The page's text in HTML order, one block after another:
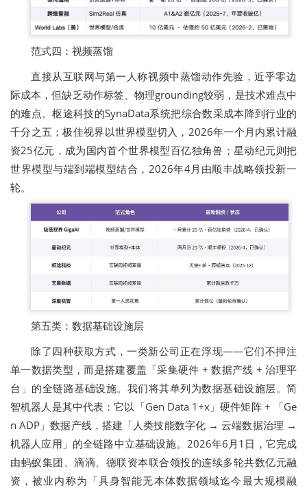
范式四：视频蒸馏
直接从互联网与第一人称视频中蒸馏动作先验，近乎零边
际成本，但缺乏动作标签、物理grounding较弱，是技术难点中
的难点。枢途科技的SynaData系统把综合数采成本降到行业的
千分之五；极佳视界以世界模型切入，2026年一个月内累计融
资25亿元，成为国内首个世界模型百亿独角兽；星动纪元则把
世界模型与端到端模型结合，2026年4月由顺丰战略领投新一
轮。
第五类：数据基础设施层
除了四种获取方式，一类新公司正在浮现——它们不押注
单一数据类型，而是搭建覆盖「采集硬件 + 数据产线 + 治理平
台」的全链路基础设施。我们将其单列为数据基础设施层。简
智机器人是其中代表：它以「Gen Data 1+x」硬件矩阵 + 「Ge
n ADP」数据产线，搭建「人类技能数字化 → 云端数据治理 →
机器人应用」的全链路中立基础设施。2026年6月1日，它完成
由蚂蚁集团、滴滴、德联资本联合领投的连续多轮共数亿元融
资，被业内称为「具身智能无本体数据领域迄今最大规模融